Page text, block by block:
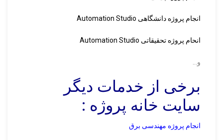
انجام پروژه دانشگاهی Automation Studio
انحام پروژه تحقیقاتی Automation Studio
و…
برخی از خدمات دیگر
سایت خانه پروژه :
انجام پروژه مهندسی برق